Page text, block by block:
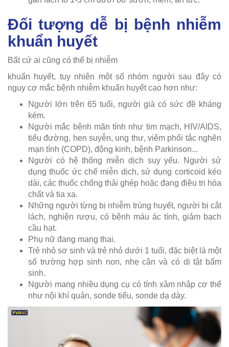
Đối tượng dễ bị bệnh nhiễm
khuẩn huyết
Bất cứ ai cũng có thể bị nhiễm
khuẩn huyết, tuy nhiên một số nhóm người sau đây có
nguy cơ mắc bệnh nhiễm khuẩn huyết cao hơn như:
Người lớn trên 65 tuổi, người già có sức đề kháng
kém.
Người mắc bệnh mãn tính như tim mạch, HIV/AIDS,
tiểu đường, hen suyễn, ung thư, viêm phổi tắc nghẽn
mạn tính (COPD), động kinh, bệnh Parkinson...
Người có hệ thống miễn dịch suy yếu. Người sử
dụng thuốc ức chế miễn dịch, sử dụng corticoid kéo
dài, các thuốc chống thải ghép hoặc đang điều trị hóa
chất và tia xạ.
Những người từng bị nhiễm trùng huyết, người bị cắt
lách, nghiện rượu, có bệnh máu ác tính, giảm bạch
cầu hạt.
Phụ nữ đang mang thai.
Trẻ nhỏ sơ sinh và trẻ nhỏ dưới 1 tuổi, đặc biệt là một
số trường hợp sinh non, nhẹ cân và có dị tật bẩm
sinh.
Người mang nhiều dụng cụ có tính xâm nhập cơ thể
như nội khí quản, sonde tiểu, sonde dạ dày.